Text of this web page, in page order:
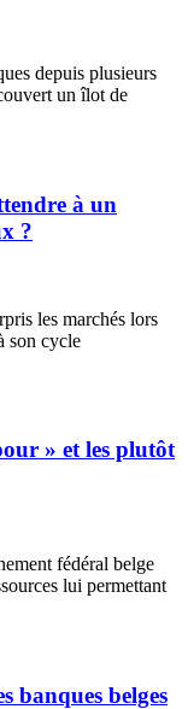
depuis plusieurs
un îlot de
à un
?
les marchés lors
son cycle
» et les plutôt
fédéral belge
lui permettant
banques belges